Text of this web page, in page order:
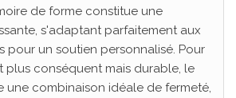
de forme constitue une
s'adaptant parfaitement aux
pour un soutien personnalisé. Pour
plus conséquent mais durable, le
une combinaison idéale de fermeté,